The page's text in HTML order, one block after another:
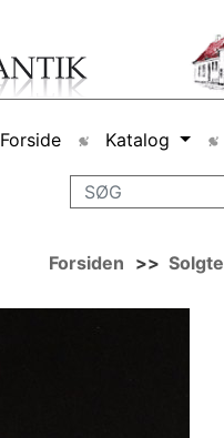
Forside Katalog
Forsiden >> Solgte